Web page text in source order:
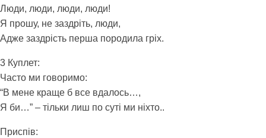
Люди, люди, люди, люди!
Я прошу, не заздріть, люди,
Адже заздрість перша породила гріх.
3 Куплет:
Часто ми говоримо:
“В мене краще б все вдалось…,
Я би…” – тільки лиш по суті ми ніхто..
Приспів: